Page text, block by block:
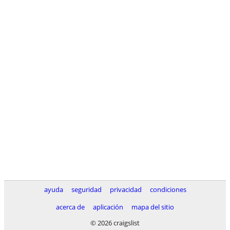
ayuda seguridad privacidad
condiciones
acerca de
aplicación
mapa del sitio
© 2026 craigslist